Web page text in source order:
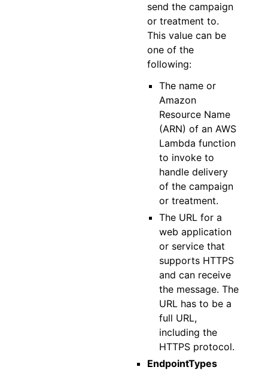
send the campaign
or treatment to.
This value can be
one of the
following:
The name or
Amazon
Resource Name
(ARN) of an AWS
Lambda function
to invoke to
handle delivery
of the campaign
or treatment.
The URL for a
web application
or service that
supports HTTPS
and can receive
the message. The
URL has to be a
full URL,
including the
HTTPS protocol.
EndpointTypes